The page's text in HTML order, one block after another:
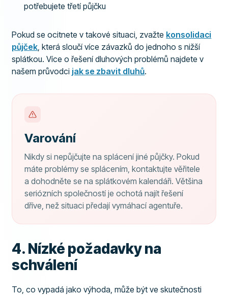
potřebujete třetí půjčku
Pokud se ocitnete v takové situaci, zvažte konsolidaci
půjček , která sloučí více závazků do jednoho s nižší
splátkou. Více o řešení dluhových problémů najdete v
našem průvodci jak se zbavit dluhů.
Varování
Nikdy si nepůjčujte na splácení jiné půjčky. Pokud
máte problémy se splácením, kontaktujte věřitele
a dohodněte se na splátkovém kalendáři. Většina
seriózních společností je ochotá najít řešení
dříve, než situaci předají vymáhací agentuře.
4. Nízké požadavky na
schválení
To, co vypadá jako výhoda, může být ve skutečnosti